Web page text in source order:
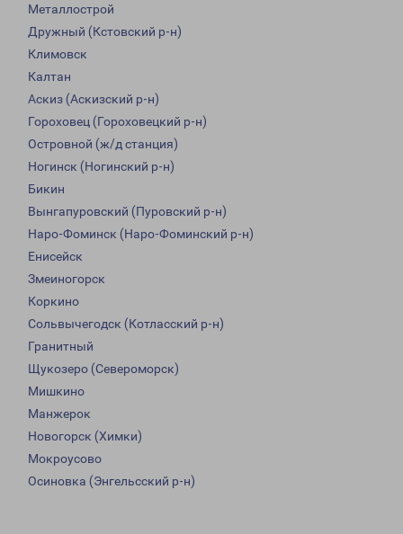
Металлострой
Дружный (Кстовский р-н)
Климовск
Калтан
Аскиз (Аскизский р-н)
Гороховец (Гороховецкий р-н)
Островной (ж/д станция)
Ногинск (Ногинский р-н)
Бикин
Вынгапуровский (Пуровский р-н)
Наро-Фоминск (Наро-Фоминский р-н)
Енисейск
Змеиногорск
Коркино
Сольвычегодск (Котласский р-н)
Гранитный
Щукозеро (Североморск)
Мишкино
Манжерок
Новогорск (Химки)
Мокроусово
Осиновка (Энгельсский р-н)